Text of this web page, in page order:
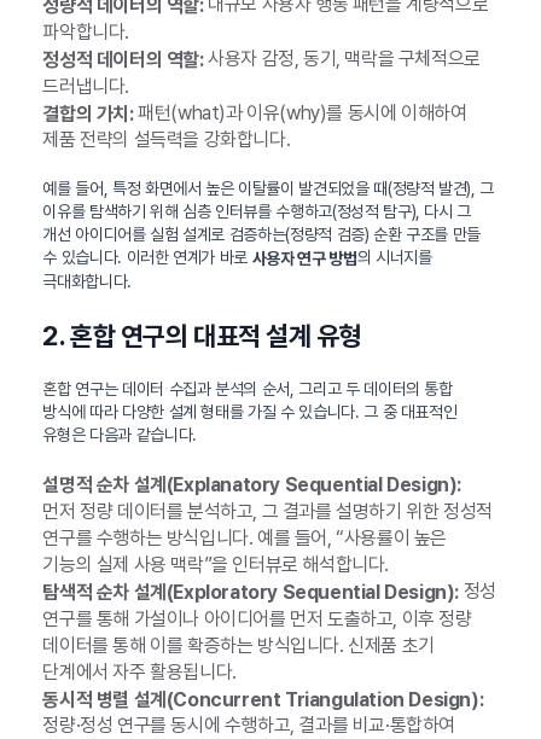
정량적 데이터의 역할:
파악합니다.
정성적 데이터의 역할:사용자 감정, 동기, 맥락을 구체적으로
드러냅니다.
결합의 가치:패턴(what)과 이유(why)를 동시에 이해하여
제품 전략의 설득력을 강화합니다.
예를 들어, 특정 화면에서 높은 이탈률이 발견되었을 때(정량적 발견), 그
이유를 탐색하기 위해 심층 인터뷰를 수행하고(정성적 탐구), 다시 그
개선 아이디어를 실험 설계로 검증하는(정량적 검증) 순환 구조를 만들
수 있습니다. 이러한 연계가 바로 사용자 연구 방법의 시너지를
극대화합니다.
2. 혼합 연구의 대표적 설계 유형
혼합 연구는 데이터 수집과 분석의 순서, 그리고 두 데이터의 통합
방식에 따라 다양한 설계 형태를 가질 수 있습니다. 그 중 대표적인
유형은 다음과 같습니다.
설명적 순차 설계(Explanatory Sequential Design):
먼저 정량 데이터를 분석하고, 그 결과를 설명하기 위한 정성적
연구를 수행하는 방식입니다. 예를 들어, “사용률이 높은
기능의 실제 사용 맥락”을 인터뷰로 해석합니다.
탐색적 순차 설계(Exploratory Sequential Design):정성
연구를 통해 가설이나 아이디어를 먼저 도출하고, 이후 정량
데이터를 통해 이를 확증하는 방식입니다. 신제품 초기
단계에서 자주 활용됩니다.
동시적 병렬 설계(Concurrent Triangulation Design):
정량·정성 연구를 동시에 수행하고, 결과를 비교·통합하여